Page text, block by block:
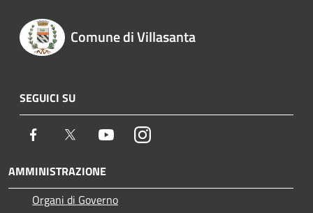
Comune di Villasanta
SEGUICI SU
Facebook Twitter YoutubeInstagram
AMMINISTRAZIONE
Organi di Governo